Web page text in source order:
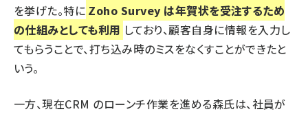
を挙げた。特に Zoho Survey は年賀状を受注するため
の仕組みとしても利用 しており、顧客自身に情報を入力し
てもらうことで、打ち込み時のミスをなくすことができたと
いう。
一方、現在CRM のローンチ作業を進める森氏は、社員が